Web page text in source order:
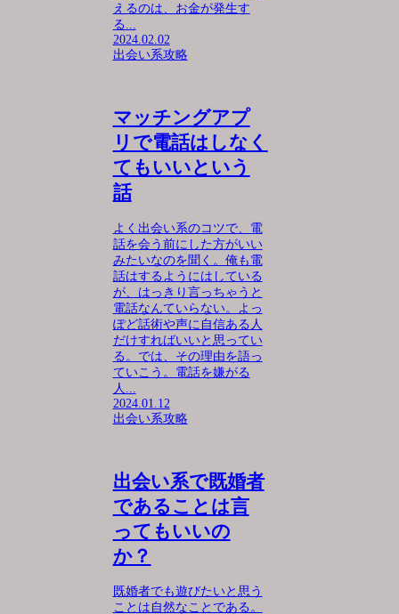
えるのは、お金が発生す
る...
2024.02.02
出会い系攻略
マッチングアプ
リで電話はしなく
てもいいという
話
よく出会い系のコツで、電
話を会う前にした方がいい
みたいなのを聞く。俺も電
話はするようにはしている
が、はっきり言っちゃうと
電話なんていらない。よっ
ぽど話術や声に自信ある人
だけすればいいと思ってい
る。では、その理由を語っ
ていこう。電話を嫌がる
人...
2024.01.12
出会い系攻略
出会い系で既婚者
であることは言
ってもいいの
か？
既婚者でも遊びたいと思う
ことは自然なことである。